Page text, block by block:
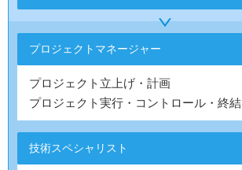
プロジェクトマネージャー
プロジェクト立上げ・計画
プロジェクト実行・コントロール・終結
技術スペシャリスト